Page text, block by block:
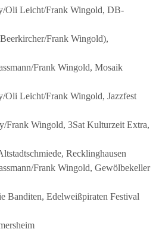
Oli Leicht/Frank Wingold, DB-
Frank Wingold),
Frank Wingold, Mosaik
Oli Leicht/Frank Wingold, Jazzfest
Frank Wingold, 3Sat Kulturzeit Extra,
Recklinghausen
Frank Wingold, Gewölbekeller
Banditen, Edelweißpiraten Festival